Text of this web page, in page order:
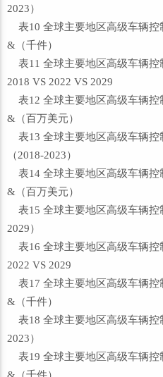
2023）
表10 全球主要地区高级车辆控
&（千件）
表11 全球主要地区高级车辆控
2018 VS 2022 VS 2029
表12 全球主要地区高级车辆控
&（百万美元）
表13 全球主要地区高级车辆控
（2018-2023）
表14 全球主要地区高级车辆控
&（百万美元）
表15 全球主要地区高级车辆控
2029）
表16 全球主要地区高级车辆控
2022 VS 2029
表17 全球主要地区高级车辆控
&（千件）
表18 全球主要地区高级车辆控
2023）
表19 全球主要地区高级车辆控